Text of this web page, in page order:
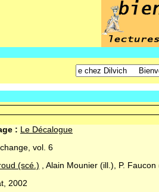
: Le Décalogue
vol. 6
(scé.) , Alain Mounier (ill.), P. Faucon
2002